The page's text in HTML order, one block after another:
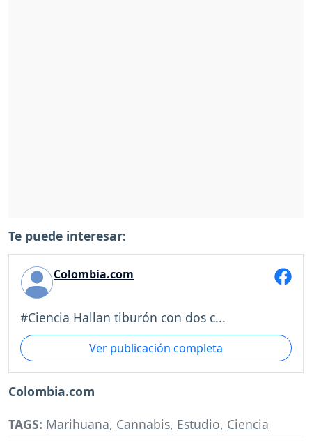
Te puede interesar:
Colombia.com
#Ciencia Hallan tiburón con dos c...
Ver publicación completa
Colombia.com
TAGS: Marihuana, Cannabis, Estudio, Ciencia